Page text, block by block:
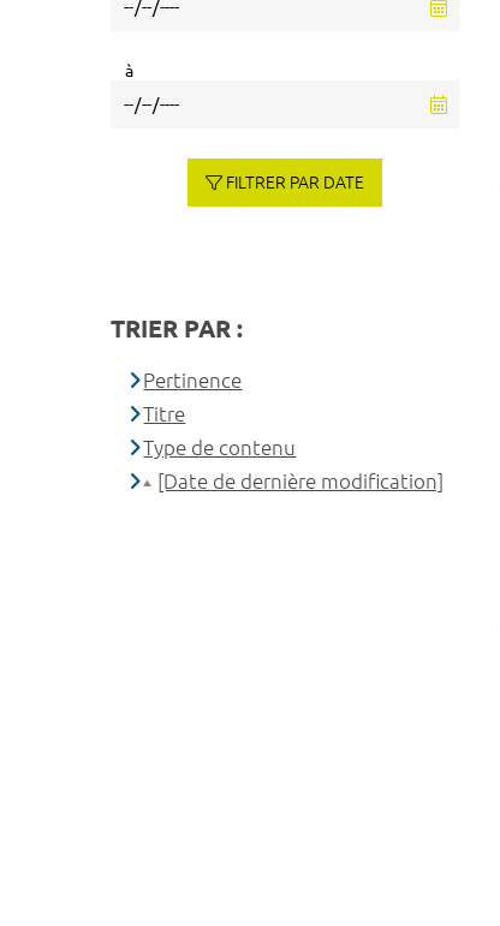
à
FILTRER PAR DATE
TRIER PAR :
Pertinence
Titre
Type de contenu
[Date de dernière modification]